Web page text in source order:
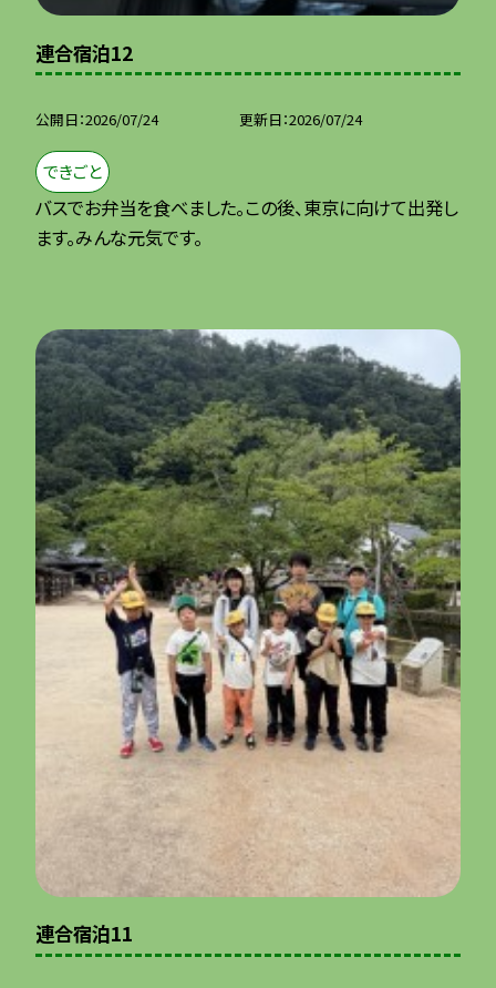
連合宿泊12
公開日 2026/07/24 更新日 2026/07/24
できごと
バスでお弁当を食べました。この後、東京に向けて出発し
ます。みんな元気です。
連合宿泊11